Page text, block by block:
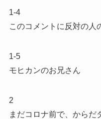
1-4
このコメントに反対の人
1-5
モヒカンのお兄さん
2
まだコロナ前で、からだ